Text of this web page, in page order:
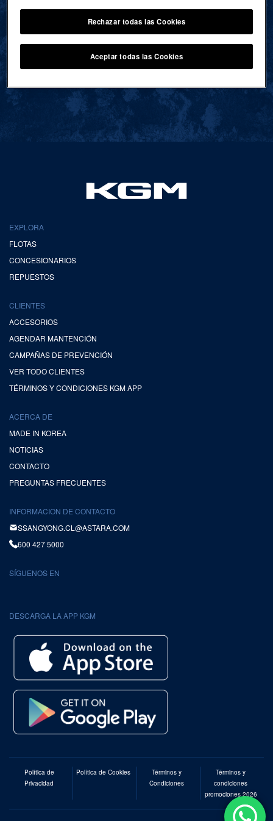
VOLVER AL INICIO
EXPLORA
FLOTAS
CONCESIONARIOS
REPUESTOS
CLIENTES
ACCESORIOS
AGENDAR MANTENCIÓN
CAMPAÑAS DE PREVENCIÓN
VER TODO CLIENTES
TÉRMINOS Y CONDICIONES KGM APP
ACERCA DE
MADE IN KOREA
NOTICIAS
CONTACTO
PREGUNTAS FRECUENTES
INFORMACION DE CONTACTO
SSANGYONG.CL@ASTARA.COM
600 427 5000
SÍGUENOS EN
DESCARGA LA APP KGM
Política de
Privacidad
Política de Cookies
Términos y
Condiciones
Términos y
condiciones
promociones 2026
Rechazar todas las Cookies
Aceptar todas las Cookies